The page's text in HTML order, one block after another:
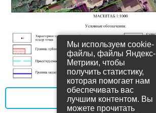
Все объявления
Мы используем cookie-
файлы, файлы Яндекс-
Метрики, чтобы
получить статистику,
которая помогает нам
обеспечивать вас
лучшим контентом. Вы
можете прочитать